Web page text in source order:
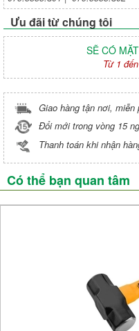
Ưu đãi từ chúng tôi
SẼ CÓ
Từ 1
Giao hàng tận nơi, miễn
Đổi mới trong vòng 15
Thanh toán khi nhận
Có thể bạn quan tâm